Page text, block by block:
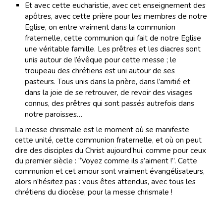
Et avec cette eucharistie, avec cet enseignement des
apôtres, avec cette prière pour les membres de notre
Eglise, on entre vraiment dans la communion
fraternelle, cette communion qui fait de notre Eglise
une véritable famille. Les prêtres et les diacres sont
unis autour de l’évêque pour cette messe ; le
troupeau des chrétiens est uni autour de ses
pasteurs. Tous unis dans la prière, dans l’amitié et
dans la joie de se retrouver, de revoir des visages
connus, des prêtres qui sont passés autrefois dans
notre paroisses…
La messe chrismale est le moment où se manifeste
cette unité, cette communion fraternelle, et où on peut
dire des disciples du Christ aujourd’hui, comme pour ceux
du premier siècle : “Voyez comme ils s’aiment !”. Cette
communion et cet amour sont vraiment évangélisateurs,
alors n’hésitez pas : vous êtes attendus, avec tous les
chrétiens du diocèse, pour la messe chrismale !